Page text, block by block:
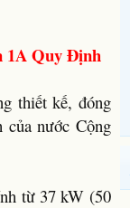
1A Quy Định
thiết kế, đóng
của nước Cộng
từ 37 kW (50